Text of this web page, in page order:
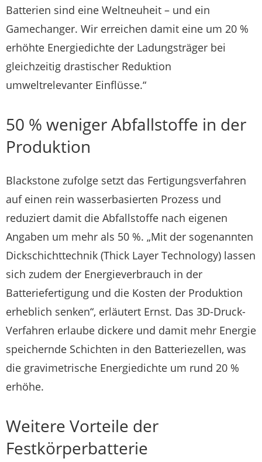
Batterien sind eine Weltneuheit – und ein
Gamechanger. Wir erreichen damit eine um 20 %
erhöhte Energiedichte der Ladungsträger bei
gleichzeitig drastischer Reduktion
umweltrelevanter Einflüsse.“
50 % weniger Abfallstoffe in der
Produktion
Blackstone zufolge setzt das Fertigungsverfahren
auf einen rein wasserbasierten Prozess und
reduziert damit die Abfallstoffe nach eigenen
Angaben um mehr als 50 %. „Mit der sogenannten
Dickschichttechnik (Thick Layer Technology) lassen
sich zudem der Energieverbrauch in der
Batteriefertigung und die Kosten der Produktion
erheblich senken“, erläutert Ernst. Das 3D-Druck-
Verfahren erlaube dickere und damit mehr Energie
speichernde Schichten in den Batteriezellen, was
die gravimetrische Energiedichte um rund 20 %
erhöhe.
Weitere Vorteile der
Festkörperbatterie